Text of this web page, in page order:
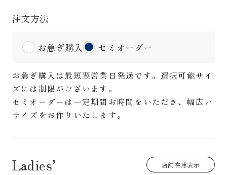
注文方法
お急ぎ購入 セミオーダー
お急ぎ購入は最短翌営業日発送です。選択可能サイ
ズには制限がございます。
セミオーダーは一定期間お時間をいただき、幅広い
サイズをお作りいたします。
Ladies’ 店舗在庫表示